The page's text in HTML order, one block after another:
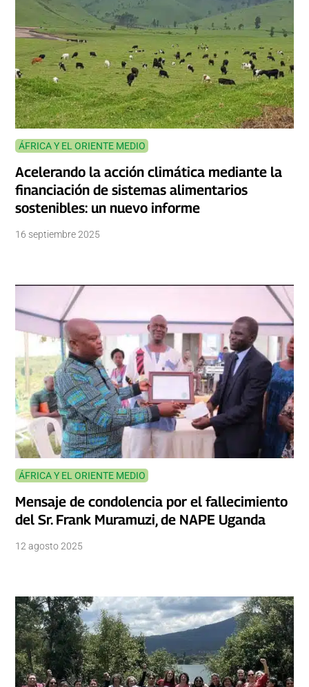
ÁFRICA Y EL ORIENTE MEDIO
Acelerando la acción climática mediante la
financiación de sistemas alimentarios
sostenibles: un nuevo informe
16 septiembre 2025
ÁFRICA Y EL ORIENTE MEDIO
Mensaje de condolencia por el fallecimiento
del Sr. Frank Muramuzi, de NAPE Uganda
12 agosto 2025